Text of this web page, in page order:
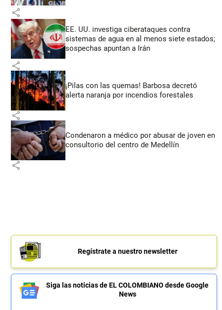
share
EE. UU. investiga ciberataques contra
sistemas de agua en al menos siete estados;
sospechas apuntan a Irán
share
¡Pilas con las quemas! Barbosa decretó
alerta naranja por incendios forestales
share
Condenaron a médico por abusar de joven en
consultorio del centro de Medellín
share
Regístrate a nuestro newsletter
Siga las noticias de EL COLOMBIANO desde Google
News